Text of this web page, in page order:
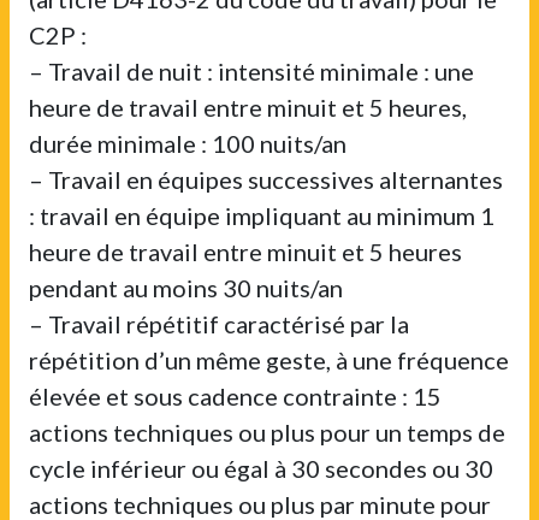
C2P :
– Travail de nuit : intensité minimale : une
heure de travail entre minuit et 5 heures,
durée minimale : 100 nuits/an
– Travail en équipes successives alternantes
: travail en équipe impliquant au minimum 1
heure de travail entre minuit et 5 heures
pendant au moins 30 nuits/an
– Travail répétitif caractérisé par la
répétition d’un même geste, à une fréquence
élevée et sous cadence contrainte : 15
actions techniques ou plus pour un temps de
cycle inférieur ou égal à 30 secondes ou 30
actions techniques ou plus par minute pour